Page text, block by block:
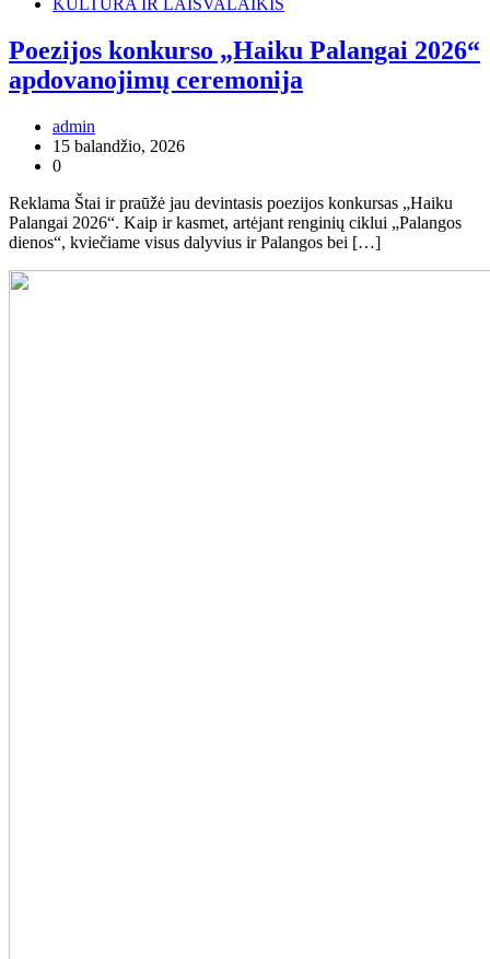
Poezijos konkurso „Haiku Palangai 2026“
apdovanojimų ceremonija
admin
15 balandžio, 2026
0
Reklama Štai ir praūžė jau devintasis poezijos konkursas „Haiku
Palangai 2026“. Kaip ir kasmet, artėjant renginių ciklui „Palangos
dienos“, kviečiame visus dalyvius ir Palangos bei […]